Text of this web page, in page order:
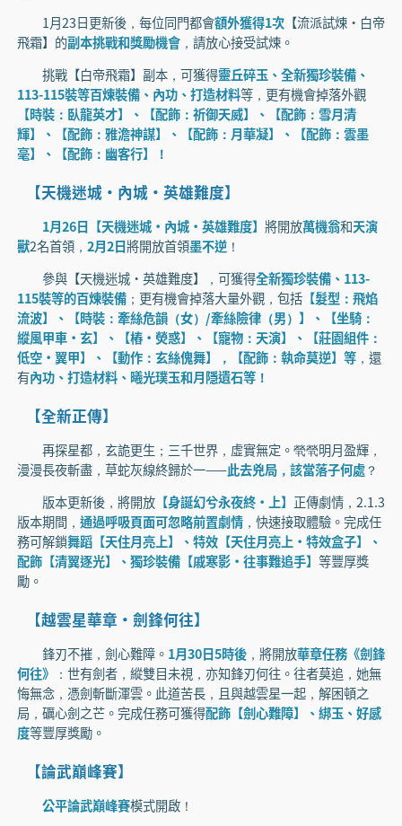
1月23日更新後，每位同門都會額外獲得1次【流派試煉·白帝
飛霜】的副本挑戰和獎勵機會，請放心接受試煉。
挑戰【白帝飛霜】副本，可獲得靈丘碎玉、全新獨珍裝備、
113-115裝等百煉裝備、內功、打造材料等，更有機會掉落外觀
【時裝：臥龍英才】、【配飾：祈御天威】、【配飾：雪月清
輝】、【配飾：雅澹神謀】、【配飾：月華凝】、【配飾：雲墨
毫】、【配飾：幽客行】！
【天機迷城·內城·英雄難度】
1月26日【天機迷城·內城·英雄難度】 將開放萬機翁和天演
獸2名首領， 2月2日將開放首領墨不逆！
參與【天機迷城·英雄難度】，可獲得全新獨珍裝備、113-
115裝等的百煉裝備；更有機會掉落大量外觀，包括【髮型：飛焰
流波】、【時裝：牽絲危韻（女）/牽絲險律（男）】、【坐騎：
縱風甲車·玄】、【樁·熒惑】、【寵物：天演】、【莊園組件：
低空·翼甲】、【動作：玄絲傀舞】，【配飾：執命莫逆】等，還
有內功、打造材料、曦光璞玉和月隱遺石等！
【全新正傳】
再探星都，玄詭更生；三千世界，虛實無定。煢煢明月盈輝，
漫漫長夜斬盡，草蛇灰線終歸於一——此去兇局，該當落子何處？
版本更新後，將開放【身誕幻兮永夜終·上】 正傳劇情，2.1.3
版本期間， 通過呼吸頁面可忽略前置劇情，快速接取體驗。完成任
務可解鎖舞蹈【天住月亮上】、特效【天住月亮上·特效盒子】、
配飾【清翼逐光】、獨珍裝備【戚寒影·往事難追手】 等豐厚獎
勵。
【越雲星華章·劍鋒何往】
鋒刃不摧，劍心難障。 1月30日5時後，將開放華章任務《劍鋒
何往》
：世有劍者，縱雙目未視，亦知鋒刃何往。往者莫追，她無
悔無念，憑劍斬斷渾雲。此道苦長，且與越雲星一起，解困頓之
局，礪心劍之芒。完成任務可獲得配飾【劍心難障】、綁玉、好感
度等豐厚獎勵。
【論武巔峰賽】
公平論武巔峰賽模式開啟！